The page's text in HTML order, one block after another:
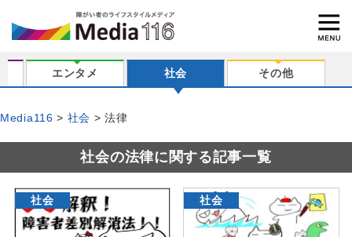
エンタメ 社会 その他
Media116 社会 法律
社会の法律に関する記事一覧
社会 社会